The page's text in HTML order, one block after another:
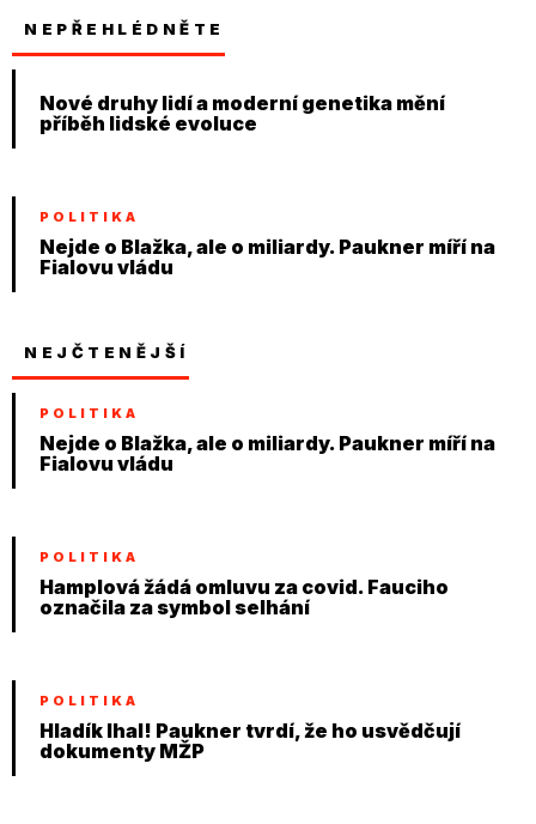
NEPŘEHLÉDNĚTE
Nové druhy lidí a moderní genetika mění
příběh lidské evoluce
POLITIKA
Nejde o Blažka, ale o miliardy. Paukner míří na
Fialovu vládu
NEJČTENĚJŠÍ
POLITIKA
Nejde o Blažka, ale o miliardy. Paukner míří na
Fialovu vládu
POLITIKA
Hamplová žádá omluvu za covid. Fauciho
označila za symbol selhání
POLITIKA
Hladík lhal! Paukner tvrdí, že ho usvědčují
dokumenty MŽP